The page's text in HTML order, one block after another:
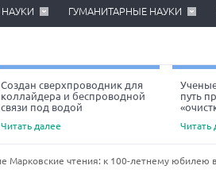
НАУКИ ГУМАНИТАРНЫЕ НАУКИ
Создан сверхпроводник для
коллайдера и беспроводной
связи под водой
Читать далее
путь
Читать
Марковские чтения: к 100-летнему юбилею